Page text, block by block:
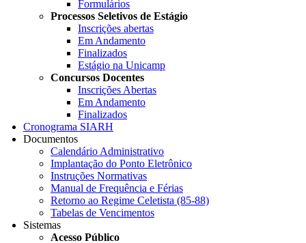
Formulários
Processos Seletivos de Estágio
Inscrições abertas
Em Andamento
Finalizados
Estágio na Unicamp
Concursos Docentes
Inscrições Abertas
Em Andamento
Finalizados
Cronograma SIARH
Documentos
Calendário Administrativo
Implantação do Ponto Eletrônico
Instruções Normativas
Manual de Frequência e Férias
Retorno ao Regime Celetista (85-88)
Tabelas de Vencimentos
Sistemas
Acesso Público